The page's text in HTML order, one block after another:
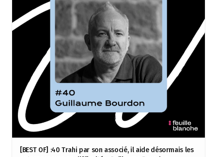
[BEST OF] :40 Trahi par son associé, il aide désormais les